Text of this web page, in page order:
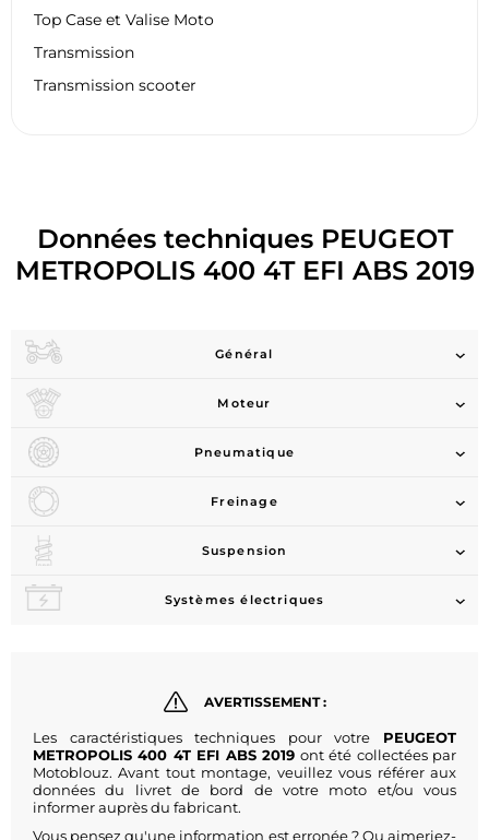
Top Case et Valise Moto
Transmission
Transmission scooter
Données techniques PEUGEOT
METROPOLIS 400 4T EFI ABS 2019
Général
Moteur
Pneumatique
Freinage
Suspension
Systèmes électriques
AVERTISSEMENT :
Les caractéristiques techniques pour votre PEUGEOT
METROPOLIS 400 4T EFI ABS 2019 ont été collectées par
Motoblouz. Avant tout montage, veuillez vous référer aux
données du livret de bord de votre moto et/ou vous
informer auprès du fabricant.
Vous pensez qu'une information est erronée ? Ou aimeriez-